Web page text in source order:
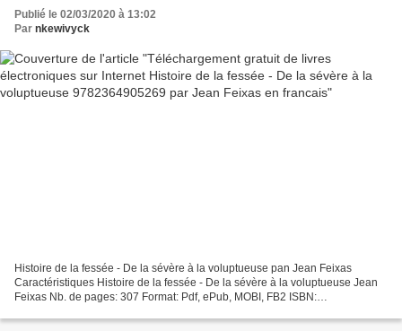
Publié le 02/03/2020 à 13:02
Par nkewivyck
Histoire de la fessée - De la sévère à la voluptueuse pan Jean Feixas
Caractéristiques Histoire de la fessée - De la sévère à la voluptueuse Jean
Feixas Nb. de pages: 307 Format: Pdf, ePub, MOBI, FB2 ISBN: